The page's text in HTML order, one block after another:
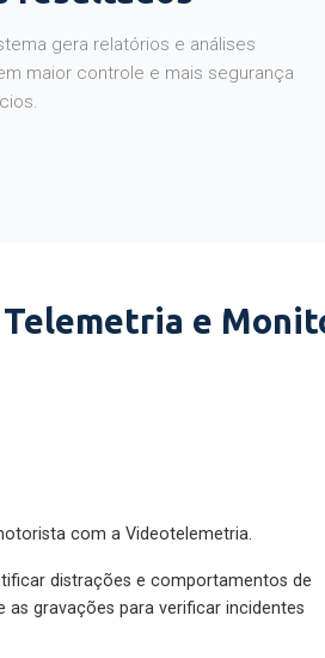
gera relatórios e análises
maior controle e mais segurança
e
com a Videotelemetria.
distrações e comportamentos de
gravações para verificar incidentes